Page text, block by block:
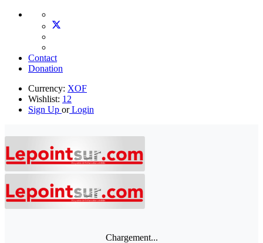
Contact
Donation
Currency: XOF
Wishlist: 12
Sign Up orLogin
Chargement...